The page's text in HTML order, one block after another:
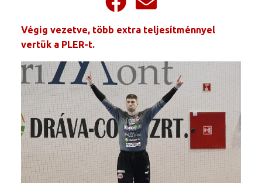
Végig vezetve, több extra teljesítménnyel
vertük a PLER-t.